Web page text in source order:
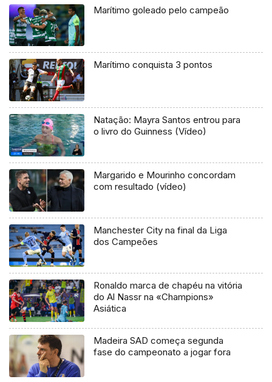
Marítimo goleado pelo campeão
Marítimo conquista 3 pontos
Natação: Mayra Santos entrou para
o livro do Guinness (Vídeo)
Margarido e Mourinho concordam
com resultado (vídeo)
Manchester City na final da Liga
dos Campeões
Ronaldo marca de chapéu na vitória
do Al Nassr na «Champions»
Asiática
Madeira SAD começa segunda
fase do campeonato a jogar fora